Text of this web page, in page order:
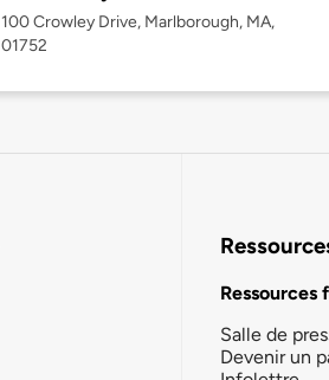
100 Crowley Drive, Marlborough, MA,
01752
Ressources
Salle de
Devenir un